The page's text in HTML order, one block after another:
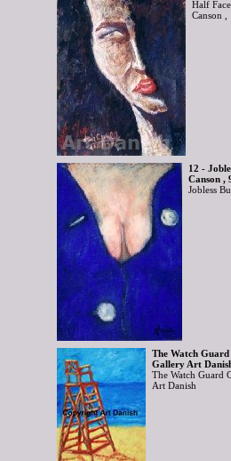
Half
Canson
12 -
Canson ,
Jobless
The Watch
Gallery Art
The Watch Guard
Art Danish